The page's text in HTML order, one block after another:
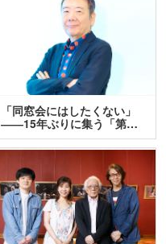
「同窓会にはしたくない」
――15年ぶりに集う「第…